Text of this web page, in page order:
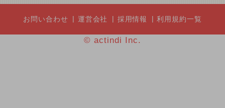
お問い合わせ 運営会社 採用情報 利用規約一覧
© actindi Inc.